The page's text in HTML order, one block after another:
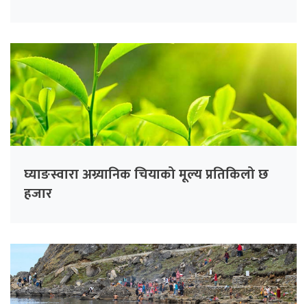
घ्याङस्वारा अग्र्यानिक चियाको मूल्य प्रतिकिलो छ
हजार